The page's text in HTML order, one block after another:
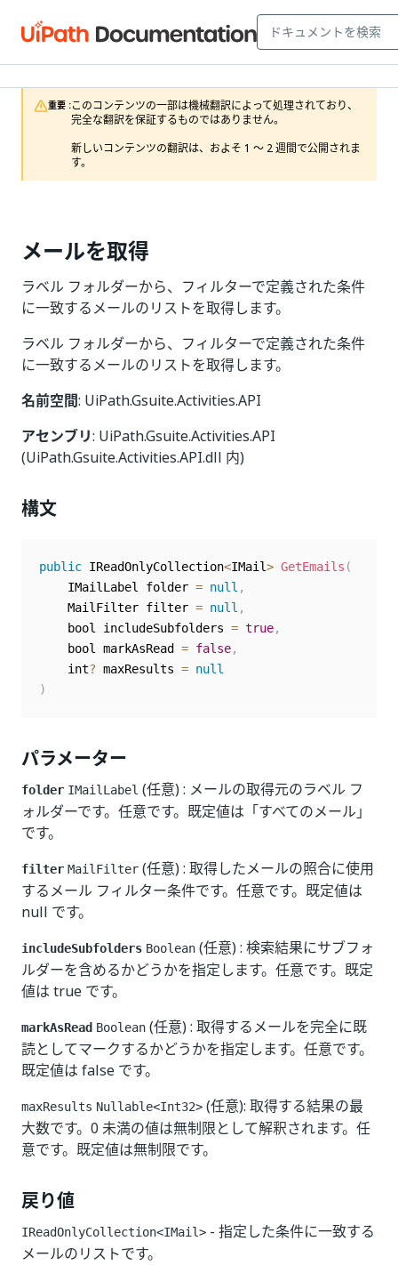
重要 :このコンテンツの一部は機械翻訳によって処理されており、
完全な翻訳を保証するものではありません。
新しいコンテンツの翻訳は、およそ 1 ～ 2 週間で公開されま
す。
メールを取得
ラベル フォルダーから、フィルターで定義された条件
に一致するメールのリストを取得します。
ラベル フォルダーから、フィルターで定義された条件
に一致するメールのリストを取得します。
名前空間: UiPath.Gsuite.Activities.API
アセンブリ: UiPath.Gsuite.Activities.API
(UiPath.Gsuite.Activities.API.dll 内)
構文
public IReadOnlyCollection<IMail> GetEmails (
	IMailLabel folder
= null ,
	MailFilter filter
= null ,
	bool includeSubfolders
= true,
	bool markAsRead
= false,
	int
? maxResults = null
)
パラメーター
folder IMailLabel (任意) : メールの取得元のラベル フ
ォルダーです。任意です。既定値は「すべてのメール」
です。
filter MailFilter (任意) : 取得したメールの照合に使用
するメール フィルター条件です。任意です。既定値は
null です。
includeSubfolders Boolean (任意) : 検索結果にサブフォ
ルダーを含めるかどうかを指定します。任意です。既定
値は true です。
markAsRead Boolean (任意) : 取得するメールを完全に既
読としてマークするかどうかを指定します。任意です。
既定値は false です。
maxResults Nullable<Int32> (任意): 取得する結果の最
大数です。0 未満の値は無制限として解釈されます。任
意です。既定値は無制限です。
戻り値
IReadOnlyCollection<IMail> - 指定した条件に一致する
メールのリストです。